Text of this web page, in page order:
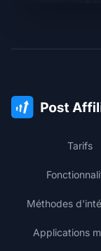
Tarifs
Méthodes
Applications